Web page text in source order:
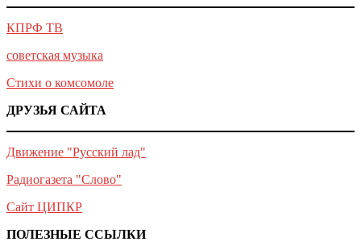
КПРФ ТВ
советская музыка
Стихи о комсомоле
ДРУЗЬЯ САЙТА
Движение "Русский лад"
Радиогазета "Слово"
Сайт ЦИПКР
ПОЛЕЗНЫЕ ССЫЛКИ